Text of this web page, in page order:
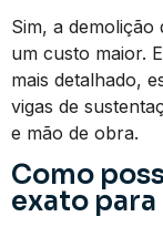
Sim, a
um custo maior.
mais detalhado,
vigas de
e mão de obra.
Como
exato